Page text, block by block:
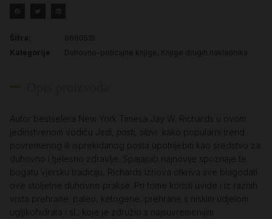
Šifra:
9690515
Kategorije
Duhovno-poticajne knjige Knjige drugih nakladnika
Autor bestselera New York Timesa Jay W. Richards u ovom
jedinstvenom vodiču
Jedi, posti, slavi
kako popularni trend
povremenog ili isprekidanog posta upotrijebiti kao sredstvo za
duhovno i tjelesno zdravlje. Spajajući najnovije spoznaje te
bogatu vjersku tradiciju, Richards iznova otkriva sve blagodati
ove stoljetne duhovne prakse. Pri tome koristi uvide i iz raznih
vrsta prehrane: paleo, ketogene, prehrane s niskim udjelom
ugljikohidrata i sl., koje je združio s najsuvremenijim